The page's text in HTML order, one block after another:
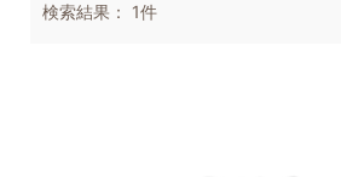
検索結果： 1件